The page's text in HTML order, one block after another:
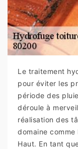
Le traitement
pour éviter les
période des
déroule à
réalisation des
domaine comme
Haut. En tant